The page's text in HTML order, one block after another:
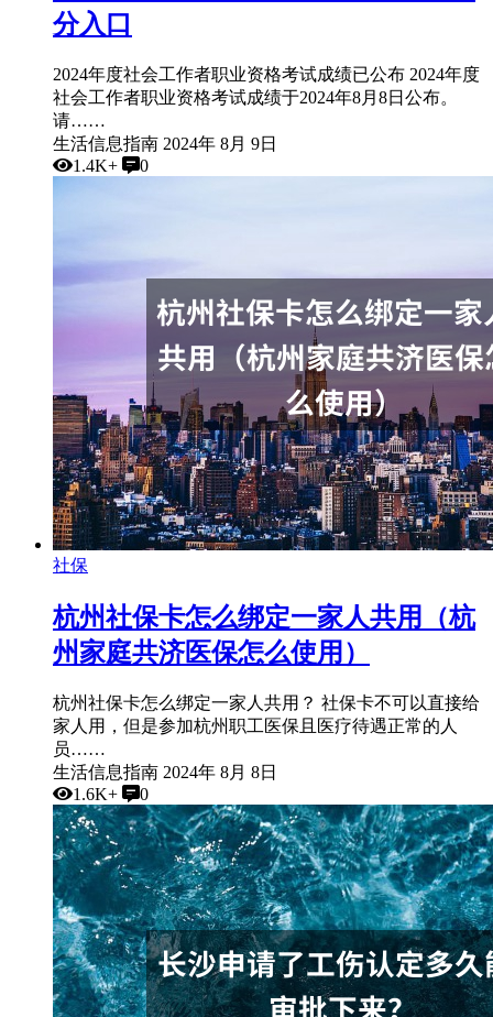
分入口
2024年度社会工作者职业资格考试成绩已公布 2024年度
社会工作者职业资格考试成绩于2024年8月8日公布。
请……
生活信息指南 2024年 8月 9日
1.4K+
0
社保
杭州社保卡怎么绑定一家人共用（杭
州家庭共济医保怎么使用）
杭州社保卡怎么绑定一家人共用？ 社保卡不可以直接给
家人用，但是参加杭州职工医保且医疗待遇正常的人
员……
生活信息指南 2024年 8月 8日
1.6K+
0